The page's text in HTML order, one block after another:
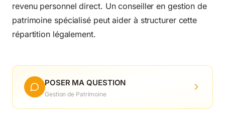
revenu personnel direct. Un conseiller en gestion de
patrimoine spécialisépeut aider à structurer cette
répartition légalement.
POSER MA QUESTION
Gestion de Patrimoine